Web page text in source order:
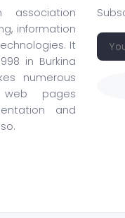
information
It
in Burkina
numerous
web pages
and